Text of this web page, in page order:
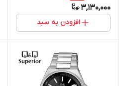
3,130,000
افزودن به سبد